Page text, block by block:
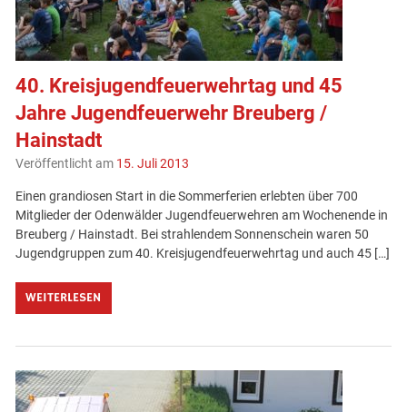
40. Kreisjugendfeuerwehrtag und 45
Jahre Jugendfeuerwehr Breuberg /
Hainstadt
Veröffentlicht am 15. Juli 2013
Einen grandiosen Start in die Sommerferien erlebten über 700
Mitglieder der Odenwälder Jugendfeuerwehren am Wochenende in
Breuberg / Hainstadt. Bei strahlendem Sonnenschein waren 50
Jugendgruppen zum 40. Kreisjugendfeuerwehrtag und auch 45 […]
WEITERLESEN